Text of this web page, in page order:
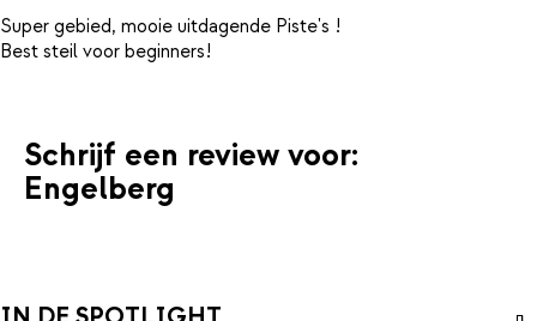
Super gebied, mooie uitdagende Piste's !
Schrijf een review voor:
Engelberg